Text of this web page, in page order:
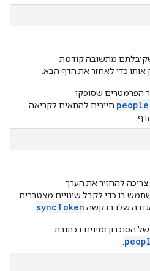
שקיבלתם מתשובה קודמת
אותו כדי לאחזר את הדף הבא.
הפרמטרים שסופקו
חייבים להתאים לקריאה
צריכה להחזיר את הערך
בו כדי לקבל שינויים מצטברים
שלו בבקשה syncToken
הסנכרון זמינים בכתובת